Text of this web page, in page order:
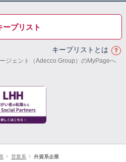
ープリスト
キープリストとは
ジェント（Adecco Group）のMyPageへ
営業系 外資系企業